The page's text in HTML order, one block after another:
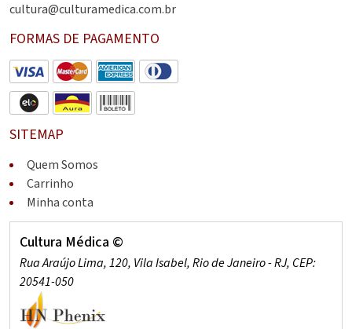
cultura@culturamedica.com.br
FORMAS DE PAGAMENTO
SITEMAP
Quem Somos
Carrinho
Minha conta
Cultura Médica ©
Rua Araújo Lima, 120, Vila Isabel, Rio de Janeiro - RJ, CEP:
20541-050